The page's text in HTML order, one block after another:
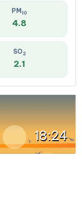
PM 10
4.8
SO2
2.1
18:24